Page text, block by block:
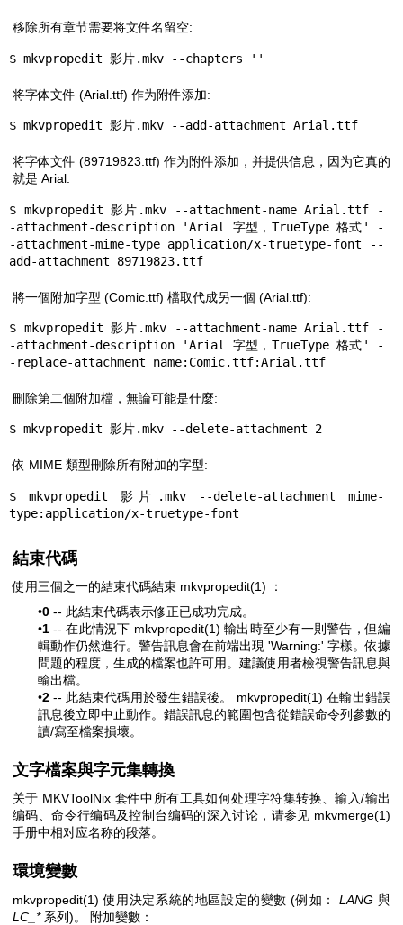
移除所有章节需要将文件名留空:
$ mkvpropedit 影片.mkv --chapters ''
将字体文件 (Arial.ttf) 作为附件添加:
$ mkvpropedit 影片.mkv --add-attachment Arial.ttf
将字体文件 (89719823.ttf) 作为附件添加，并提供信息，因为它真的
就是 Arial:
$ mkvpropedit 影片.mkv --attachment-name Arial.ttf -
-attachment-description 'Arial 字型，TrueType 格式' -
-attachment-mime-type application/x-truetype-font --
add-attachment 89719823.ttf
將一個附加字型 (Comic.ttf) 檔取代成另一個 (Arial.ttf):
$ mkvpropedit 影片.mkv --attachment-name Arial.ttf -
-attachment-description 'Arial 字型，TrueType 格式' -
-replace-attachment name:Comic.ttf:Arial.ttf
刪除第二個附加檔，無論可能是什麼:
$ mkvpropedit 影片.mkv --delete-attachment 2
依 MIME 類型刪除所有附加的字型:
$ mkvpropedit 影片.mkv --delete-attachment mime-
type:application/x-truetype-font
結束代碼
使用三個之一的結束代碼結束 mkvpropedit(1) ：
•0 -- 此結束代碼表示修正已成功完成。
•1 -- 在此情況下 mkvpropedit(1) 輸出時至少有一則警告，但編
輯動作仍然進行。警告訊息會在前端出現 'Warning:' 字樣。依據
問題的程度，生成的檔案也許可用。建議使用者檢視警告訊息與
輸出檔。
•2 -- 此結束代碼用於發生錯誤後。 mkvpropedit(1) 在輸出錯誤
訊息後立即中止動作。錯誤訊息的範圍包含從錯誤命令列參數的
讀/寫至檔案損壞。
文字檔案與字元集轉換
关于 MKVToolNix 套件中所有工具如何处理字符集转换、输入/输出
编码、命令行编码及控制台编码的深入讨论，请参见 mkvmerge(1)
手册中相对应名称的段落。
環境變數
mkvpropedit(1) 使用決定系統的地區設定的變數 (例如：LANG 與
LC_*系列)。 附加變數：